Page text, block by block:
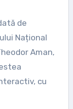
de
Național
Aman,
cu